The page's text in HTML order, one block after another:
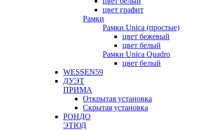
цвет графит
Рамки
Рамки Unica (простые)
цвет бежевый
цвет белый
Рамки Unica Quadro
цвет белый
WESSEN59
ДУЭТ
ПРИМА
Открытая установка
Скрытая установка
РОНДО
ЭТЮД